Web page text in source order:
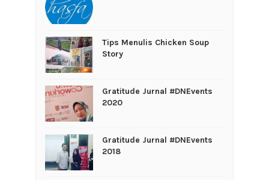
Tips Menulis Chicken Soup
Story
Gratitude Jurnal #DNEvents
2020
Gratitude Jurnal #DNEvents
2018